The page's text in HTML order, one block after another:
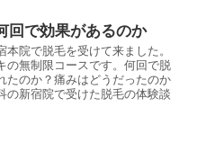
回で効果があるのか
本院で脱毛を受けて来ました。
の無制限コースです。何回で脱
たのか？痛みはどうだったのか
の新宿院で受けた脱毛の体験談